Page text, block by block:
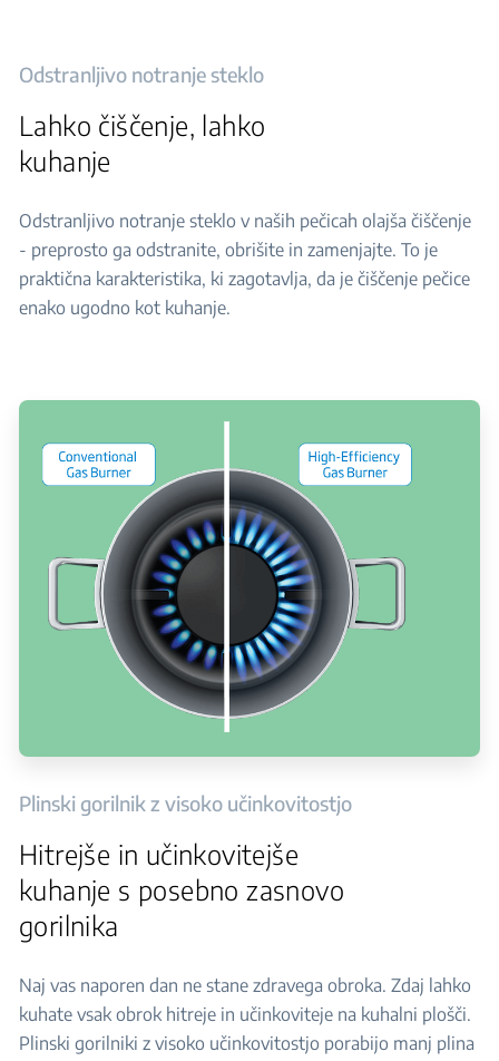
Odstranljivo notranje steklo
Lahko čiščenje, lahko
kuhanje
Odstranljivo notranje steklo v naših pečicah olajša čiščenje
- preprosto ga odstranite, obrišite in zamenjajte. To je
praktična karakteristika, ki zagotavlja, da je čiščenje pečice
enako ugodno kot kuhanje.
Plinski gorilnik z visoko učinkovitostjo
Hitrejše in učinkovitejše
kuhanje s posebno zasnovo
gorilnika
Naj vas naporen dan ne stane zdravega obroka. Zdaj lahko
kuhate vsak obrok hitreje in učinkoviteje na kuhalni plošči.
Plinski gorilniki z visoko učinkovitostjo porabijo manj plina